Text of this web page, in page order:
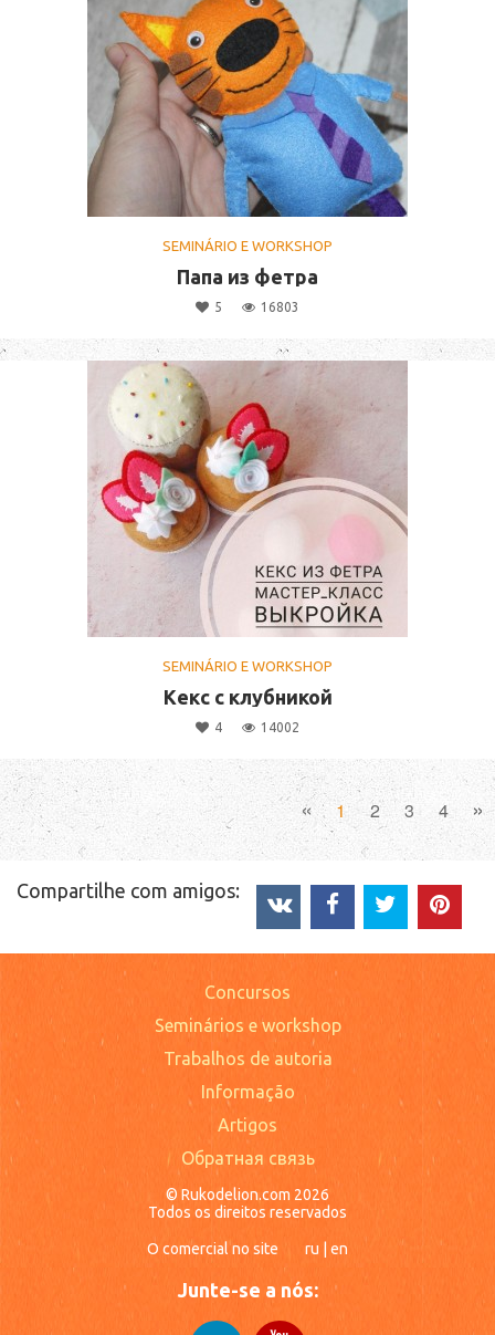
SEMINÁRIO E WORKSHOP
Папа из фетра
5 16803
SEMINÁRIO E WORKSHOP
Кекс с клубникой
4 14002
« 1 2 3 4 »
Compartilhe com amigos:
Concursos
Seminários e workshop
Trabalhos de autoria
Informação
Artigos
Обратная связь
© Rukodelion.com 2026
Todos os direitos reservados
O comercial no site ru en
Junte-se a nós: